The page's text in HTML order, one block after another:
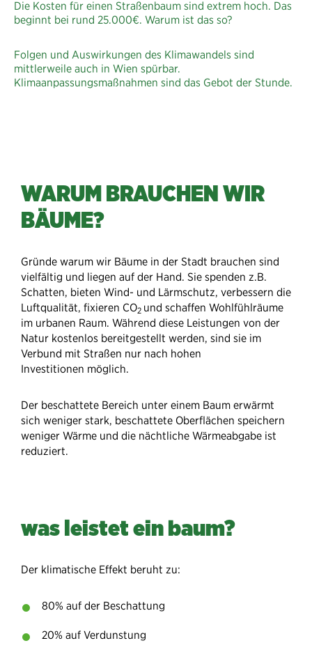
Die Kosten für einen Straßenbaum sind extrem hoch. Das
beginnt bei rund 25.000€. Warum ist das so?
Folgen und Auswirkungen des Klimawandels sind
mittlerweile auch in Wien spürbar.
Klimaanpassungsmaßnahmen sind das Gebot der Stunde.
WARUM BRAUCHEN WIR
BÄUME?
Gründe warum wir Bäume in der Stadt brauchen sind
vielfältig und liegen auf der Hand. Sie spenden z.B.
Schatten, bieten Wind- und Lärmschutz, verbessern die
Luftqualität, fixieren CO2 und schaffen Wohlfühlräume
im urbanen Raum. Während diese Leistungen von der
Natur kostenlos bereitgestellt werden, sind sie im
Verbund mit Straßen nur nach hohen
Investitionen möglich.
Der beschattete Bereich unter einem Baum erwärmt
sich weniger stark, beschattete Oberflächen speichern
weniger Wärme und die nächtliche Wärmeabgabe ist
reduziert.
was leistet ein baum?
Der klimatische Effekt beruht zu:
80% auf der Beschattung
20% auf Verdunstung